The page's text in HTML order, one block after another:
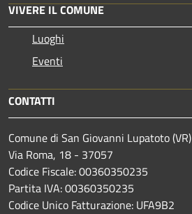
VIVERE IL COMUNE
Luoghi
Eventi
CONTATTI
Comune di San Giovanni Lupatoto (VR)
Via Roma, 18 - 37057
Codice Fiscale: 00360350235
Partita IVA: 00360350235
Codice Unico Fatturazione: UFA9B2